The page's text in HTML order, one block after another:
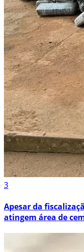
3
Apesar da
atingem área de